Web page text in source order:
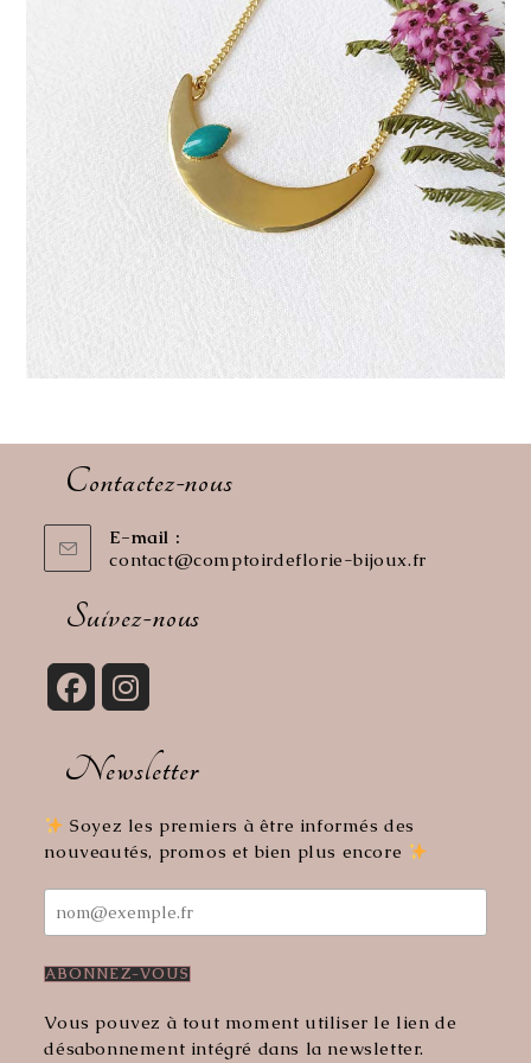
Contactez-nous
E-mail :
contact@comptoirdeflorie-bijoux.frS’ouvre
Suivez-nous
un
onglet
un
onglet
Newsletter
Soyez les premiers à être informés des
nouveautés, promos et bien plus encore
Vous pouvez à tout moment utiliser le lien de
désabonnement intégré dans la newsletter.